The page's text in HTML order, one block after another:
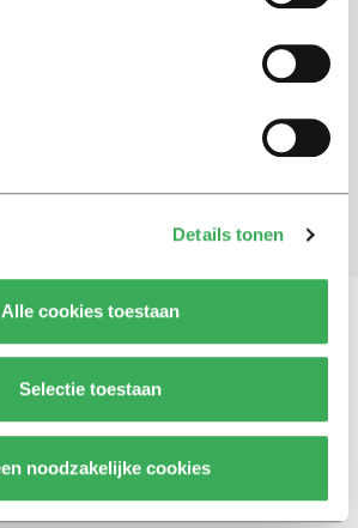
Details tonen
Alle cookies toestaan
Selectie toestaan
noodzakelijke cookies
Meld je aan voor de nieuwsbrief van
Aanmelden
of tips?
Adverteren Werken bij Contact